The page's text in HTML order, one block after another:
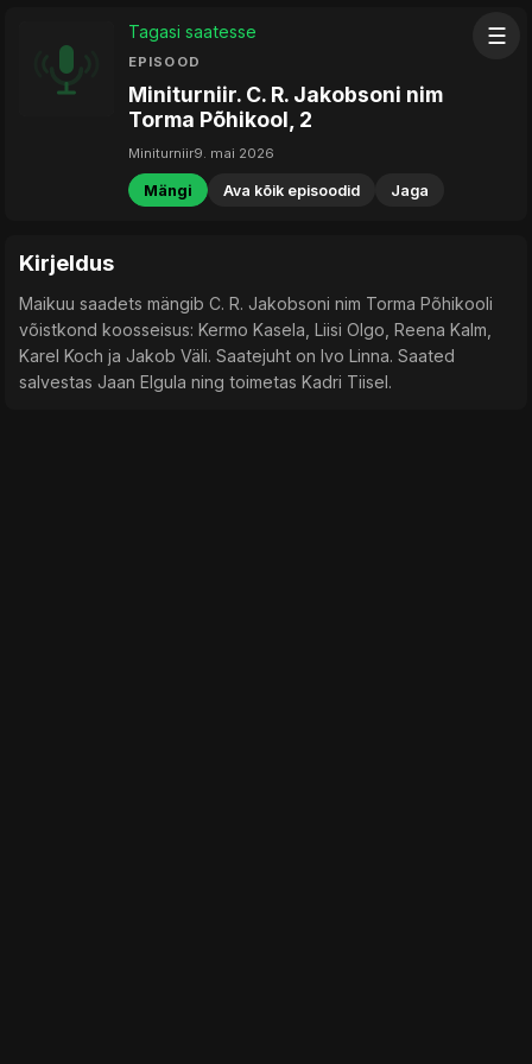
☰
Tagasi saatesse
EPISOOD
Miniturniir. C. R. Jakobsoni nim
Torma Põhikool, 2
Miniturniir9. mai 2026
Mängi Ava kõik episoodid Jaga
Kirjeldus
Maikuu saadets mängib C. R. Jakobsoni nim Torma Põhikooli
võistkond koosseisus: Kermo Kasela, Liisi Olgo, Reena Kalm,
Karel Koch ja Jakob Väli. Saatejuht on Ivo Linna. Saated
salvestas Jaan Elgula ning toimetas Kadri Tiisel.